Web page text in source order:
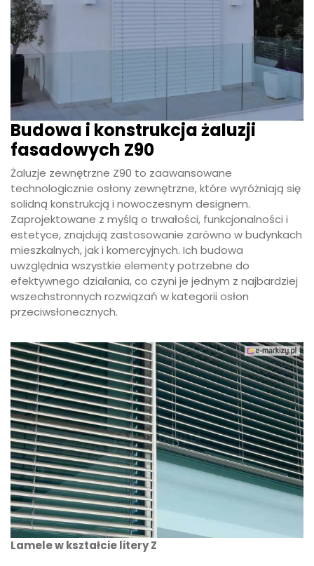
Budowa i konstrukcja żaluzji
fasadowych Z90
Żaluzje zewnętrzne Z90 to zaawansowane
technologicznie osłony zewnętrzne, które wyróżniają się
solidną konstrukcją i nowoczesnym designem.
Zaprojektowane z myślą o trwałości, funkcjonalności i
estetyce, znajdują zastosowanie zarówno w budynkach
mieszkalnych, jak i komercyjnych. Ich budowa
uwzględnia wszystkie elementy potrzebne do
efektywnego działania, co czyni je jednym z najbardziej
wszechstronnych rozwiązań w kategorii osłon
przeciwsłonecznych.
Lamele w kształcie litery Z